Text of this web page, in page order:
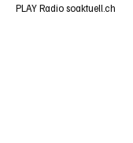
PLAY Radio soaktuell.ch